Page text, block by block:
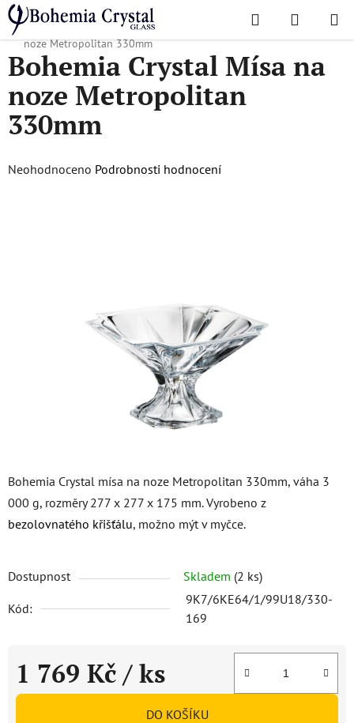
Přejít
na
obsah
Hledat
KOŠÍK
Domů
/ Oblíbené kolekce / Metropolitan
Bohemia Crystal Mísa na
noze Metropolitan 330mm
Bohemia Crystal mísa na noze Metropolitan 330mm, váha 3
000 g, rozměry 277 x 277 x 175 mm. Vyrobeno z
bezolovnatého křišťálu, možno mýt v myčce.
Dostupnost Skladem (2 ks)
Kód:
9K7/6KE64/1/99U18/330-
169
1 769 Kč / ks
Měrná cena:
DO KOŠÍKU
Bohemia Crystal Mísa na
noze Metropolitan
330mm
Průměrné
Neohodnoceno Podrobnosti hodnocení